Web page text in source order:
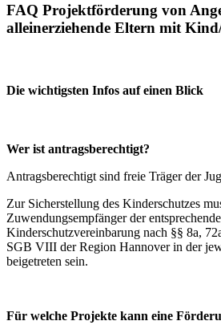
FAQ Projektförderung von
alleinerziehende Eltern mit
Die wichtigsten Infos auf einen Blick
Wer ist antragsberechtigt?
Antragsberechtigt sind freie Träger der
Zur Sicherstellung des Kinderschutzes
Zuwendungsempfänger der
Kinderschutzvereinbarung nach §§ 8a,
SGB VIII der Region Hannover in der
beigetreten sein.
Für welche Projekte kann eine